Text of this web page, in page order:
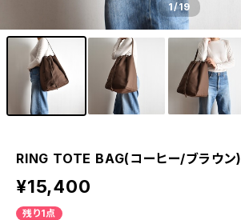
1/19
RING TOTE BAG(コーヒー/ブラウン)
¥15,400
残り1点